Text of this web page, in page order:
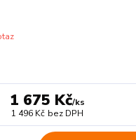
1 675 Kč/ks
1 496 Kč bez DPH